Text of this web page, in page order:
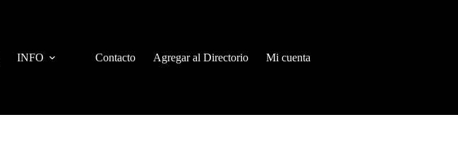
INFO Contacto Agregar al Directorio Mi cuenta